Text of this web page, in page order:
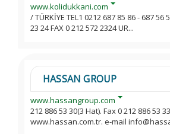
www.kolidukkani.com
/ TÜRKİYE TEL1 0212 687 85 86 - 687 56
23 24 FAX 0 212 572 2324 UR...
HASSAN GROUP
www.hassangroup.com
212 886 53 30(3 Hat). Fax 0 212 886 53
www.hassan.com.tr. e-mail